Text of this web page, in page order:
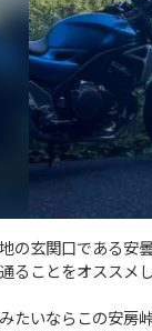
の玄関口である安
ことをオススメし
たいならこの安